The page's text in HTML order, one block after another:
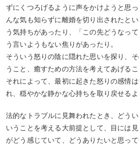
ずにくつろげるように声をかけようと思
んな気も知らずに離婚を切り出されたと
う気持ちがあったり、「この先どうなっ
う言いようもない焦りがあったり。
そういう怒りの陰に隠れた思いを探り、
うこと、癒すための方法を考えてあげるこ
それによって、最初に起きた怒りの感情
れ、穏やかな静かな心持ちを取り戻せるよ
法的なトラブルに見舞われたとき、どう
いうことを考える大前提として、目には
がどう感じていて、どうありたいと思っ